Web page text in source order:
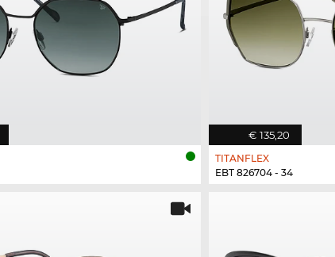
€ 135,20
TITANFLEX
EBT 826704 - 34